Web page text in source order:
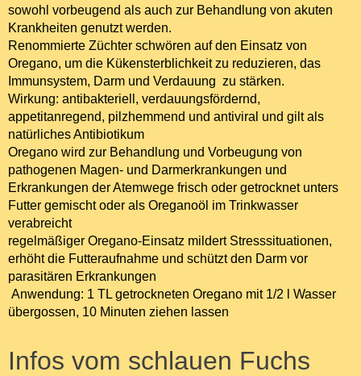
sowohl vorbeugend als auch zur Behandlung von akuten
Krankheiten genutzt werden.
Renommierte Züchter schwören auf den Einsatz von
Oregano, um die Kükensterblichkeit zu reduzieren, das
Immunsystem, Darm und Verdauung zu stärken.
Wirkung: antibakteriell, verdauungsfördernd,
appetitanregend, pilzhemmend und antiviral und gilt als
natürliches Antibiotikum
Oregano wird zur Behandlung und Vorbeugung von
pathogenen Magen- und Darmerkrankungen und
Erkrankungen der Atemwege frisch oder getrocknet unters
Futter gemischt oder als Oreganoöl im Trinkwasser
verabreicht
regelmäßiger Oregano-Einsatz mildert Stresssituationen,
erhöht die Futteraufnahme und schützt den Darm vor
parasitären Erkrankungen
Anwendung: 1 TL getrockneten Oregano mit 1/2 l Wasser
übergossen, 10 Minuten ziehen lassen
Infos vom schlauen Fuchs